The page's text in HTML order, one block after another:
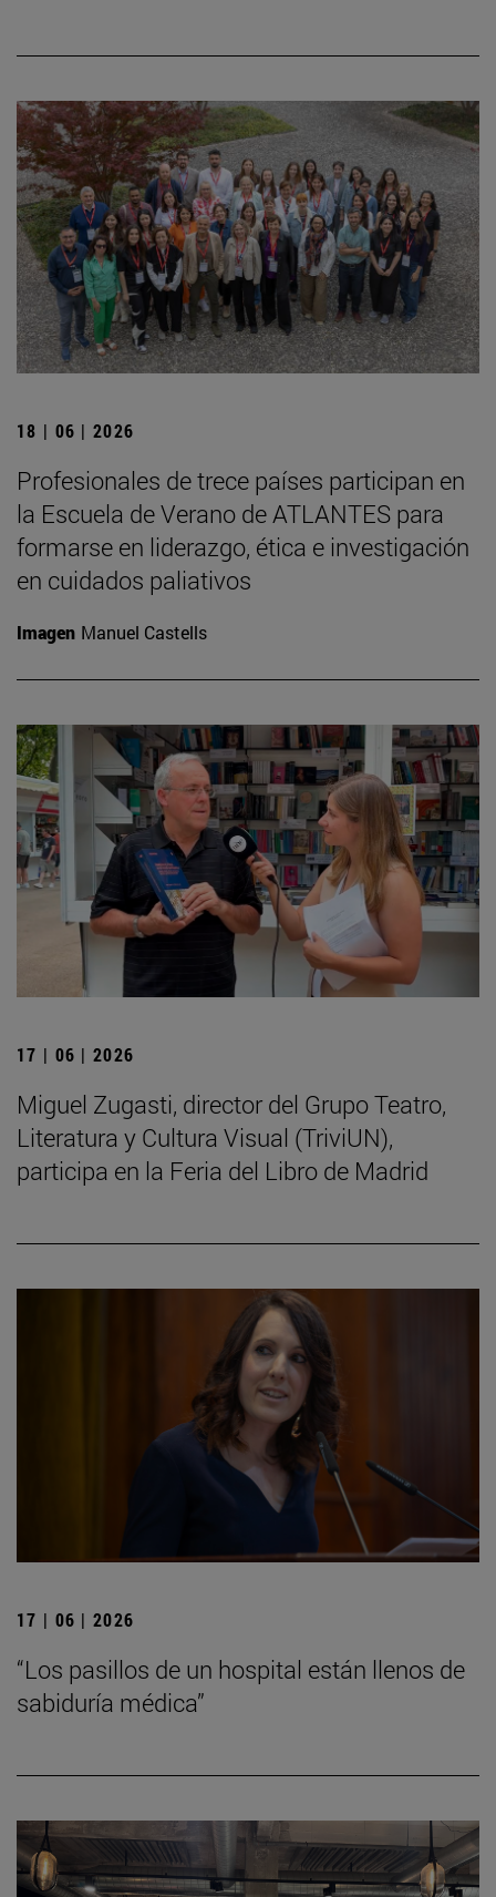
18 | 06 | 2026
Profesionales de trece países participan en
la Escuela de Verano de ATLANTES para
formarse en liderazgo, ética e investigación
en cuidados paliativos
Imagen Manuel Castells
17 | 06 | 2026
Miguel Zugasti, director del Grupo Teatro,
Literatura y Cultura Visual (TriviUN),
participa en la Feria del Libro de Madrid
17 | 06 | 2026
“Los pasillos de un hospital están llenos de
sabiduría médica”